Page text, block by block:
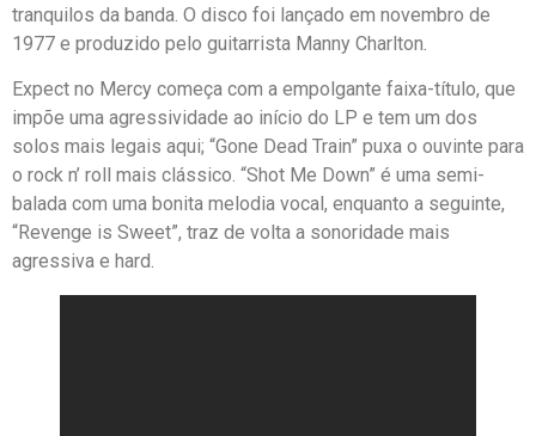
tranquilos da banda. O disco foi lançado em novembro de
1977 e produzido pelo guitarrista Manny Charlton.
Expect no Mercy começa com a empolgante faixa-título, que
impõe uma agressividade ao início do LP e tem um dos
solos mais legais aqui; “Gone Dead Train” puxa o ouvinte para
o rock n’ roll mais clássico. “Shot Me Down” é uma semi-
balada com uma bonita melodia vocal, enquanto a seguinte,
“Revenge is Sweet”, traz de volta a sonoridade mais
agressiva e hard.